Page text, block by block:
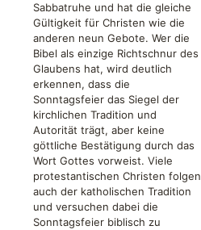
Sabbatruhe und hat die gleiche
Gültigkeit für Christen wie die
anderen neun Gebote. Wer die
Bibel als einzige Richtschnur des
Glaubens hat, wird deutlich
erkennen, dass die
Sonntagsfeier das Siegel der
kirchlichen Tradition und
Autorität trägt, aber keine
göttliche Bestätigung durch das
Wort Gottes vorweist. Viele
protestantischen Christen folgen
auch der katholischen Tradition
und versuchen dabei die
Sonntagsfeier biblisch zu